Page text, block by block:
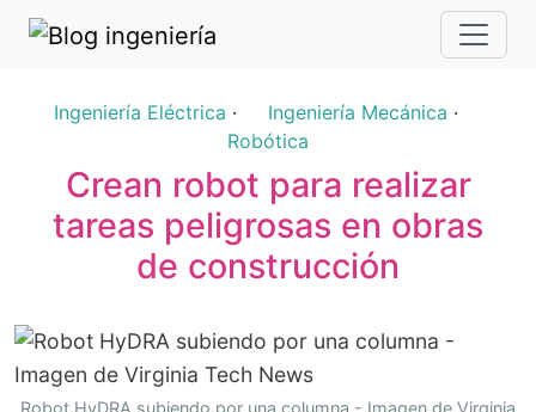
Ingeniería Eléctrica · Ingeniería Mecánica ·
Robótica
Crean robot para realizar
tareas peligrosas en obras
de construcción
Robot HyDRA subiendo por una columna - Imagen de Virginia